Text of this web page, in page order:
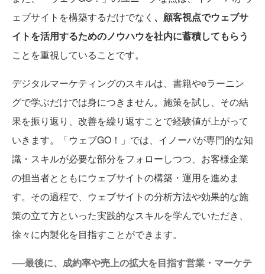
ェブサイトを構築するだけでなく 、顧客視点でウェブサ
イトを活用するためのノウハウを社内に蓄積してもらう
ことを重視していることです。
デジタルマーケティングのスキルは、書籍やeラーニン
グで学ぶだけでは身につきません。施策を試し、その結
果を振り返り、改善を繰り返すことで経験値が上がって
いきます。「ウェブGO！」では、イノーバが専門的な知
識・スキルが必要な部分をフォローしつつ、お客様企業
の担当者とともにウェブサイトの構築・運用を進めま
す。その過程で、ウェブサイトの分析方法や効果的な施
策の立て方といった実践的なスキルを学んでいただき、
徐々に内製化を目指すことができます。
──最後に、成約率や売上の拡大を目指す営業・マーケテ